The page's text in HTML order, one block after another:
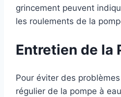
grincement peuvent
les roulements de la
Entretien de la
Pour éviter des
régulier de la pompe à